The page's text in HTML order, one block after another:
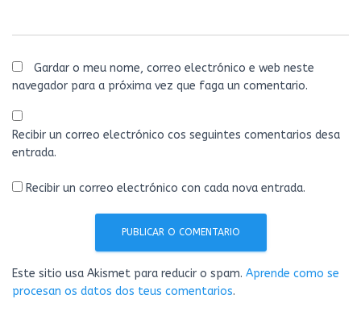
Gardar o meu nome, correo electrónico e web neste
navegador para a próxima vez que faga un comentario.
Recibir un correo electrónico cos seguintes comentarios desa
entrada.
Recibir un correo electrónico con cada nova entrada.
Este sitio usa Akismet para reducir o spam. Aprende como se
procesan os datos dos teus comentarios.